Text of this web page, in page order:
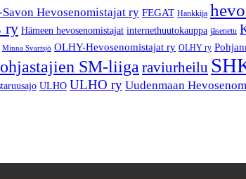
Hevosenomistajat ry FEGAT Hankkija
ry Hämeen hevosenomistajat internethuutokauppa jäsenetu
Minna Svartsjö OLHY-Hevosenomistajat ry OLHY ry
SM-liiga raviurheilu
ULHO ULHO ry Uudenmaan